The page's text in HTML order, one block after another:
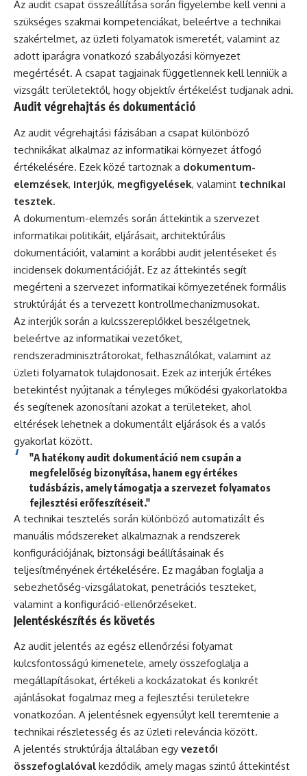
Az audit csapat összeállítása során figyelembe kell venni a
szükséges szakmai kompetenciákat, beleértve a technikai
szakértelmet, az üzleti folyamatok ismeretét, valamint az
adott iparágra vonatkozó szabályozási környezet
megértését. A csapat tagjainak függetlennek kell lenniük a
vizsgált területektől, hogy objektív értékelést tudjanak adni.
Audit végrehajtás és dokumentáció
Az audit végrehajtási fázisában a csapat különböző
technikákat alkalmaz az informatikai környezet átfogó
értékelésére. Ezek közé tartoznak a dokumentum-
elemzések, interjúk, megfigyelések, valamint technikai
tesztek.
A dokumentum-elemzés során áttekintik a szervezet
informatikai politikáit, eljárásait, architektúrális
dokumentációit, valamint a korábbi audit jelentéseket és
incidensek dokumentációját. Ez az áttekintés segít
megérteni a szervezet informatikai környezetének formális
struktúráját és a tervezett kontrollmechanizmusokat.
Az interjúk során a kulcsszereplőkkel beszélgetnek,
beleértve az informatikai vezetőket,
rendszeradminisztrátorokat, felhasználókat, valamint az
üzleti folyamatok tulajdonosait. Ezek az interjúk értékes
betekintést nyújtanak a tényleges működési gyakorlatokba
és segítenek azonosítani azokat a területeket, ahol
eltérések lehetnek a dokumentált eljárások és a valós
gyakorlat között.
"A hatékony audit dokumentáció nem csupán a
megfelelőség bizonyítása, hanem egy értékes
tudásbázis, amely támogatja a szervezet folyamatos
fejlesztési erőfeszítéseit."
A technikai tesztelés során különböző automatizált és
manuális módszereket alkalmaznak a rendszerek
konfigurációjának, biztonsági beállításainak és
teljesítményének értékelésére. Ez magában foglalja a
sebezhetőség-vizsgálatokat, penetrációs teszteket,
valamint a konfiguráció-ellenőrzéseket.
Jelentéskészítés és követés
Az audit jelentés az egész ellenőrzési folyamat
kulcsfontosságú kimenetele, amely összefoglalja a
megállapításokat, értékeli a kockázatokat és konkrét
ajánlásokat fogalmaz meg a fejlesztési területekre
vonatkozóan. A jelentésnek egyensúlyt kell teremtenie a
technikai részletesség és az üzleti releváncia között.
A jelentés struktúrája általában egy vezetői
összefoglalóval kezdődik, amely magas szintű áttekintést